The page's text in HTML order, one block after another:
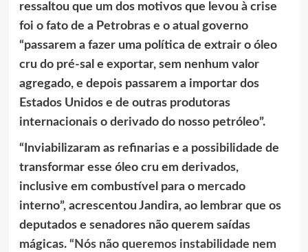
ressaltou que um dos motivos que levou à crise
foi o fato de a Petrobras e o atual governo
“passarem a fazer uma política de extrair o óleo
cru do pré-sal e exportar, sem nenhum valor
agregado, e depois passarem a importar dos
Estados Unidos e de outras produtoras
internacionais o derivado do nosso petróleo”.
“Inviabilizaram as refinarias e a possibilidade de
transformar esse óleo cru em derivados,
inclusive em combustível para o mercado
interno”, acrescentou Jandira, ao lembrar que os
deputados e senadores não querem saídas
mágicas. “Nós não queremos instabilidade nem